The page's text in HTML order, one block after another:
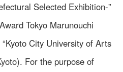
Selected Exhibition-”
Tokyo Marunouchi
City University of Arts
For the purpose of